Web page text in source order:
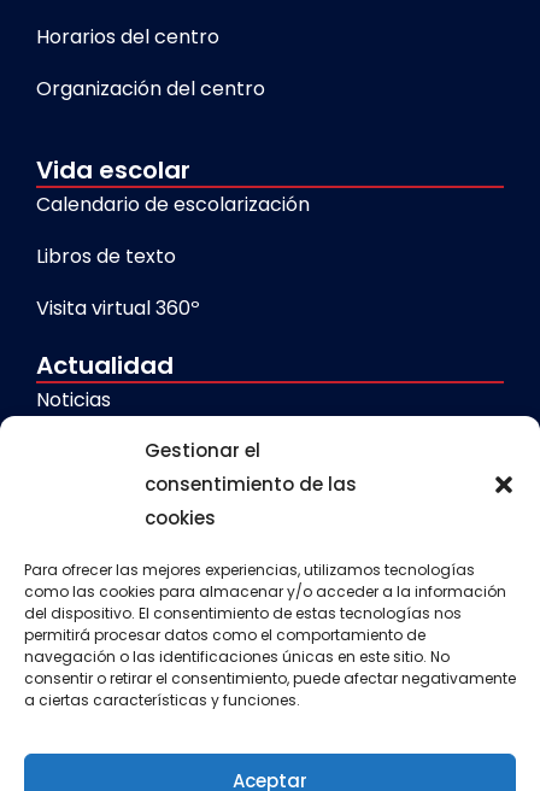
Gestionar el
consentimiento de las
cookies
Para ofrecer las mejores experiencias, utilizamos tecnologías
como las cookies para almacenar y/o acceder a la información
del dispositivo. El consentimiento de estas tecnologías nos
permitirá procesar datos como el comportamiento de
navegación o las identificaciones únicas en este sitio. No
consentir o retirar el consentimiento, puede afectar negativamente
a ciertas características y funciones.
Aceptar
Horarios del centro
Organización del centro
Vida escolar
Calendario de escolarización
Libros de texto
Visita virtual 360º
Actualidad
Noticias
Comedor escolar
Calendario escolar
Transporte escolar
Actividades extraescolares